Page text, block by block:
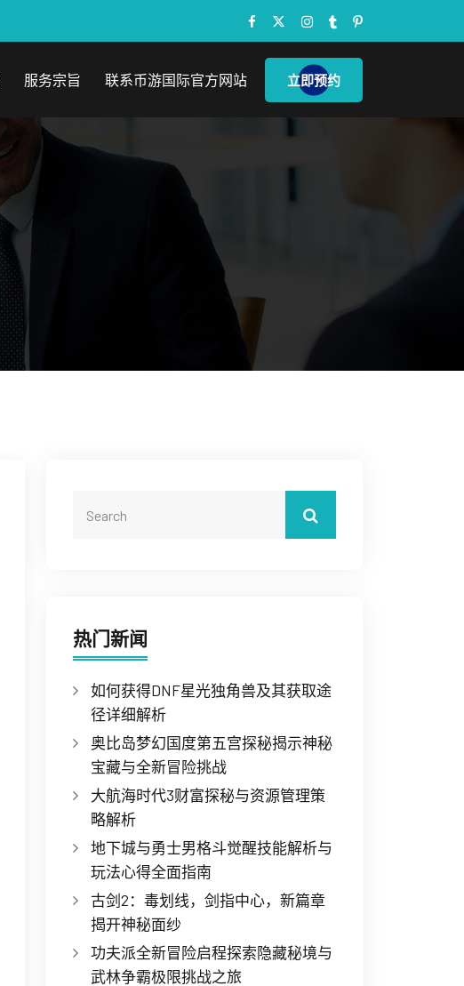
服务宗旨 联系币游国际官方网站 立即预约
热门新闻
如何获得DNF星光独角兽及其获取途
径详细解析
奥比岛梦幻国度第五宫探秘揭示神秘
宝藏与全新冒险挑战
大航海时代3财富探秘与资源管理策
略解析
地下城与勇士男格斗觉醒技能解析与
玩法心得全面指南
古剑2：毒划线，剑指中心，新篇章
揭开神秘面纱
功夫派全新冒险启程探索隐藏秘境与
武林争霸极限挑战之旅